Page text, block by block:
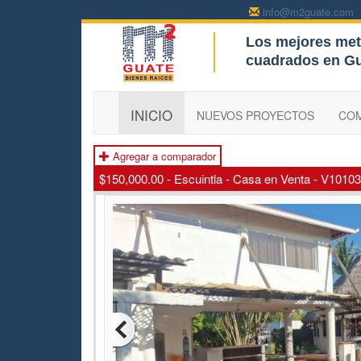
info@m2guate.com
Los mejores
cuadrados en
INICIO NUEVOS PROYECTOS
Agregar a comparador
$150,000.00 - Escuintla - Casa en Venta - V10103